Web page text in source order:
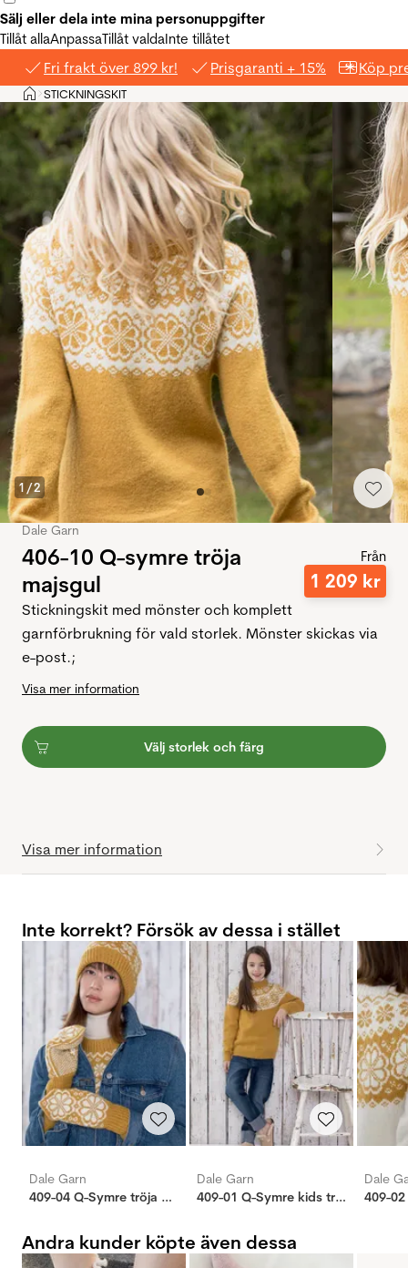
Sälj eller dela inte mina personuppgifter
Tillåt allaAnpassaTillåt valdaInte tillåtet
Fri frakt över 899 kr! Prisgaranti + 15% Köp
Hem
>STICKNINGSKIT
1 /2
Dale Garn
406-10 Q-symre tröja
majsgul
Från
1 209 kr
Stickningskit med mönster och komplett
garnförbrukning för vald storlek. Mönster skickas via
e-post.;
Visa mer information
Välj storlek och färg
Visa mer information
Inte korrekt? Försök av dessa i stället
Dale Garn
409-04 Q-Symre tröja majsgul
Dale Garn
409-01 Q-Symre kids tröja majsgul
Dale
Andra kunder köpte även dessa